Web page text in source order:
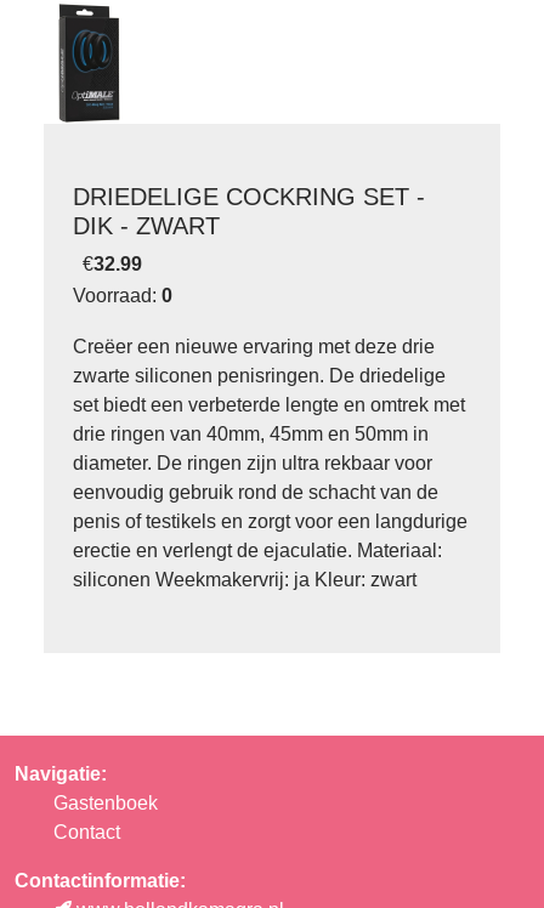
DRIEDELIGE COCKRING SET -
DIK - ZWART
€32.99
Voorraad: 0
Creëer een nieuwe ervaring met deze drie
zwarte siliconen penisringen. De driedelige
set biedt een verbeterde lengte en omtrek met
drie ringen van 40mm, 45mm en 50mm in
diameter. De ringen zijn ultra rekbaar voor
eenvoudig gebruik rond de schacht van de
penis of testikels en zorgt voor een langdurige
erectie en verlengt de ejaculatie. Materiaal:
siliconen Weekmakervrij: ja Kleur: zwart
Navigatie:
Gastenboek
Contact
Contactinformatie: